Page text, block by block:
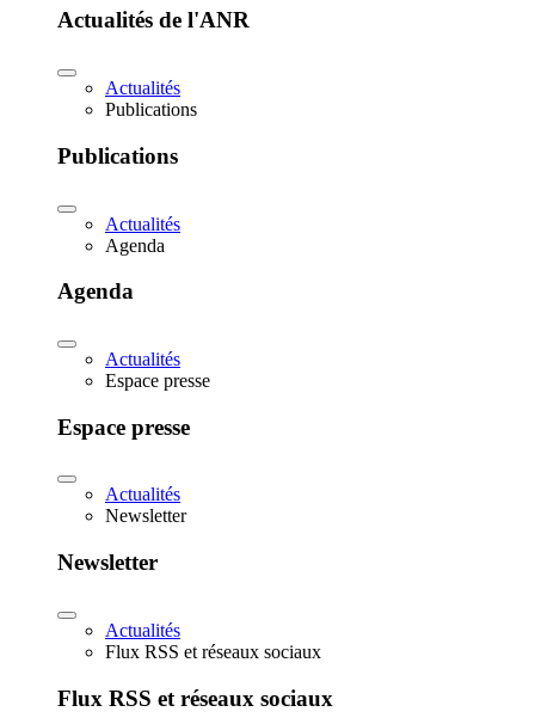
Actualités de l'ANR
Actualités
Publications
Publications
Actualités
Agenda
Agenda
Actualités
Espace presse
Espace presse
Actualités
Newsletter
Newsletter
Actualités
Flux RSS et réseaux sociaux
Flux RSS et réseaux sociaux